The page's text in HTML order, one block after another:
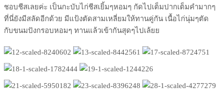
ชอบชีสเลยค่ะ เป็นกะบับไก่ชีสเยิ้มๆหอมๆ กัดไปเต็มปากเต็มคำมากๆ
ที่นี่ยังมีสลัดอีกด้วย มีแป้งตัดสามเหลี่ยมให้ทานคู่กัน เนื้อไก่นุ่มๆตัด
กับขนมปังกรอบหอมๆ ทานแล้วเข้ากันสุดๆไปเล้ยย